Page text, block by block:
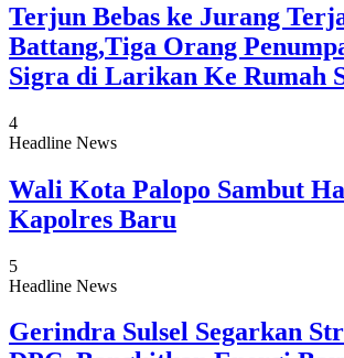
Terjun Bebas ke Jurang
Battang,Tiga Orang
Sigra di Larikan Ke Rumah
4
Headline News
Wali Kota Palopo Sambut
Kapolres Baru
5
Headline News
Gerindra Sulsel Segarkan